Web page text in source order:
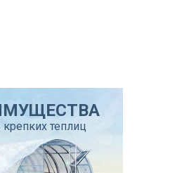
крепких теплиц